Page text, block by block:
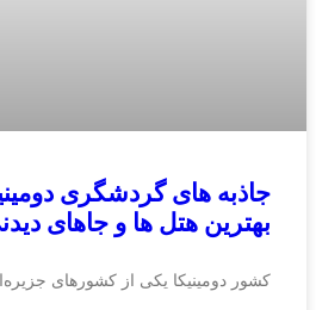
جاذبه های گردشگری
بهترین هتل ها و جاهای
کشور دومینیکا یکی از کشورهای